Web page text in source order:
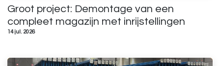
Groot project: Demontage van een
compleet magazijn met inrijstellingen
14 jul. 2026